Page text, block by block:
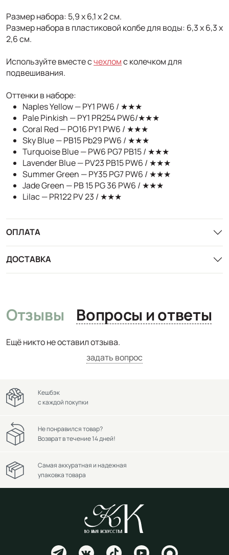
Размер набора: 5,9 х 6,1 х 2 см.
Размер набора в пластиковой колбе для воды: 6,3 х 6,3 х
2,6 см.
Используйте вместе счехломс колечком для
подвешивания.
Оттенки в наборе:
Naples Yellow — PY1 PW6 / ★★★
Pale Pinkish — PY1 PR254 PW6/★★★
Coral Red — PO16 PY1 PW6 / ★★★
Sky Blue — PB15 Pb29 PW6 / ★★★
Turquoise Blue — PW6 PG7 PB15 / ★★★
Lavender Blue — PV23 PB15 PW6 / ★★★
Summer Green — PY35 PG7 PW6 / ★★★
Jade Green — PB 15 PG 36 PW6 / ★★★
Lilac — PR122 PV 23 / ★★★
ОПЛАТА
ДОСТАВКА
Отзывы Вопросы и ответы
Ещё никто не оставил отзыва.
задать вопрос
Кешбэк
с каждой покупки
Не понравился товар?
Возврат в течение 14 дней!
Самая аккуратная и надежная
упаковка товара